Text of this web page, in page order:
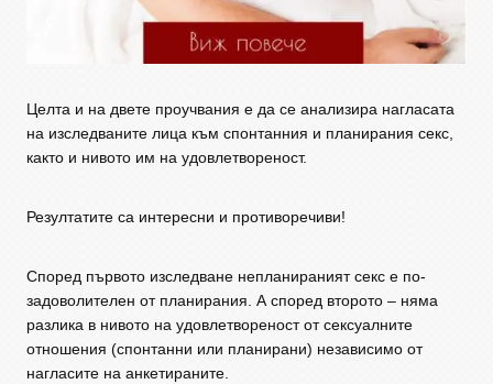
Целта и на двете проучвания е да се анализира нагласата
на изследваните лица към спонтанния и планирания секс,
както и нивото им на удовлетвореност.
Резултатите са интересни и противоречиви!
Според първото изследване непланираният секс е по-
задоволителен от планирания. А според второто – няма
разлика в нивото на удовлетвореност от сексуалните
отношения (спонтанни или планирани) независимо от
нагласите на анкетираните.